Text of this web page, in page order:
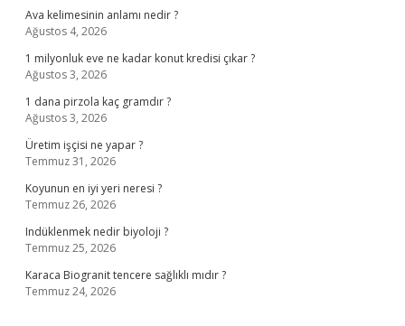
Ava kelimesinin anlamı nedir ?
Ağustos 4, 2026
1 milyonluk eve ne kadar konut kredisi çıkar ?
Ağustos 3, 2026
1 dana pirzola kaç gramdır ?
Ağustos 3, 2026
Üretim işçisi ne yapar ?
Temmuz 31, 2026
Koyunun en iyi yeri neresi ?
Temmuz 26, 2026
Indüklenmek nedir biyoloji ?
Temmuz 25, 2026
Karaca Biogranit tencere sağlıklı mıdır ?
Temmuz 24, 2026